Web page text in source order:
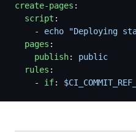
create-pages :
  script
:
    -
echo "Deploying
  pages
:
    publish
:
public
  rules
:
    -
if: